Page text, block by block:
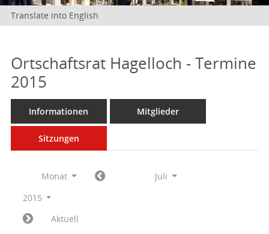
Translate into English
Ortschaftsrat Hagelloch - Termine
2015
Informationen Mitglieder
Sitzungen
Monat
Juli
2015
Aktuell